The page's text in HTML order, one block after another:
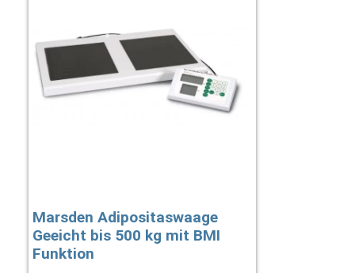
Marsden Adipositaswaage
Geeicht bis 500 kg mit BMI
Funktion